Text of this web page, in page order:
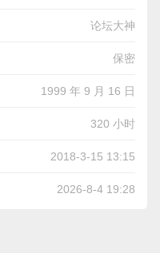
论坛大神
保密
1999 年 9 月 16 日
320 小时
2018-3-15 13:15
2026-8-4 19:28